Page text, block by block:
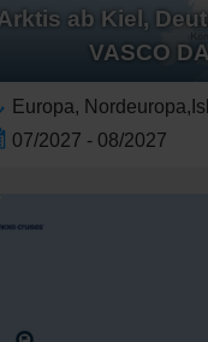
ab Kiel,
VASCO
07/2027 - 08/2027